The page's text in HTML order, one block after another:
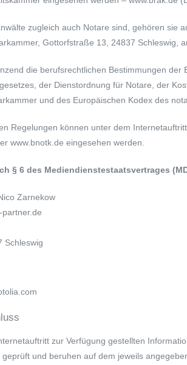
zugleich auch Notare sind, gehören sie
Gottorfstraße 13, 24837 Schleswig,
die berufsrechtlichen Bestimmungen der
der Dienstordnung für Notare, der
und des Europäischen Kodex des
Regelungen können unter dem
www.bnotk.de eingesehen werden.
§ 6 des Mediendienstestaatsvertrages
Zarnekow
partner.de
Schleswig
zur Verfügung gestellten
und beruhen auf dem jeweils